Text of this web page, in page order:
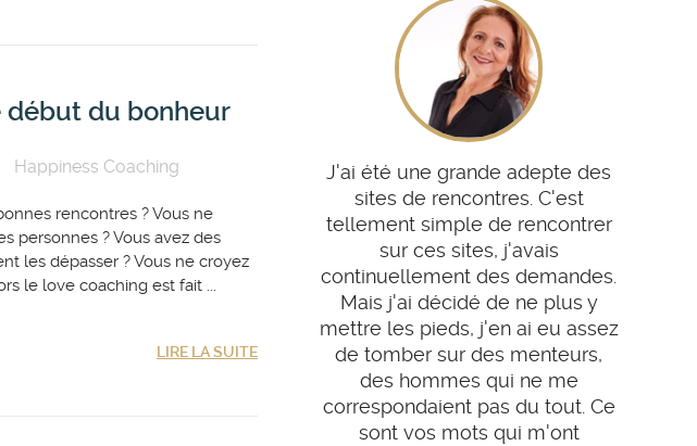
début du bonheur
Happiness Coaching
rencontres ? Vous ne
personnes ? Vous avez des
les dépasser ? Vous ne croyez
le love coaching est fait ...
LIRE LA SUITE
J'ai été une grande adepte des
sites de rencontres. C'est
tellement simple de rencontrer
sur ces sites, j'avais
continuellement des demandes.
Mais j'ai décidé de ne plus y
mettre les pieds, j'en ai eu assez
de tomber sur des menteurs,
des hommes qui ne me
correspondaient pas du tout. Ce
sont vos mots qui m'ont